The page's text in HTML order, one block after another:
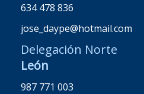
634 478 836
jose_daype@hotmail.com
Delegación Norte
León
987 771 003